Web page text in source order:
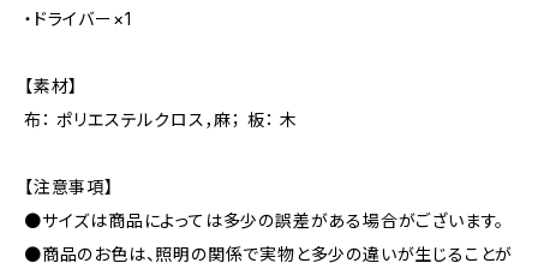
・ドライバー×1
【素材】
布： ポリエステルクロス，麻； 板： 木
【注意事項】
●サイズは商品によっては多少の誤差がある場合がございます。
●商品のお色は、照明の関係で実物と多少の違いが生じることが